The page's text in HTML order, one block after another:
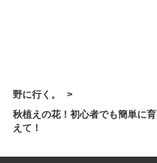
野に行く。
秋植えの花！初心者でも簡単に
えて！